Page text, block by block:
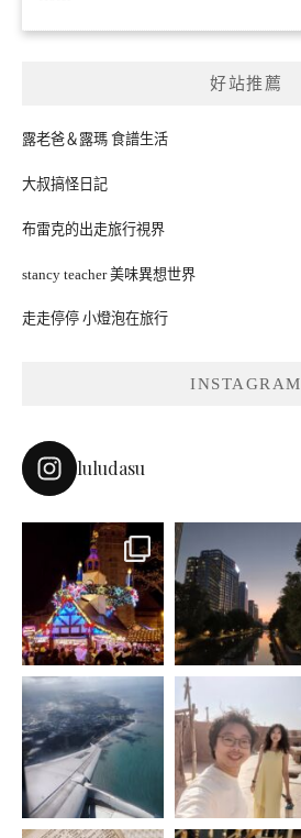
好站推薦
露老爸＆露瑪 食譜生活
大叔搞怪日記
布雷克的出走旅行視界
stancy teacher 美味異想世界
走走停停 小燈泡在旅行
INSTAGRAM
luludasu